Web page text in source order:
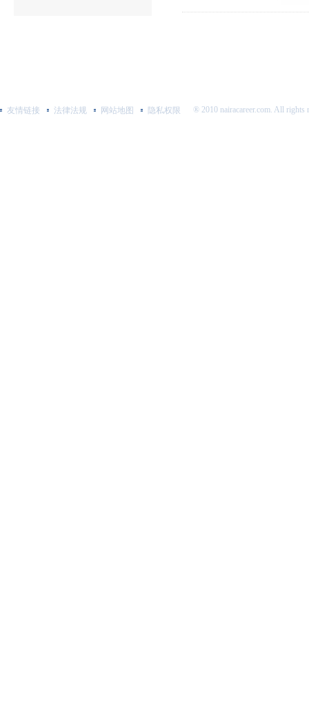
友情链接 法律法规 网站地图 隐私权限 ® 2010 nairacareer.com. All